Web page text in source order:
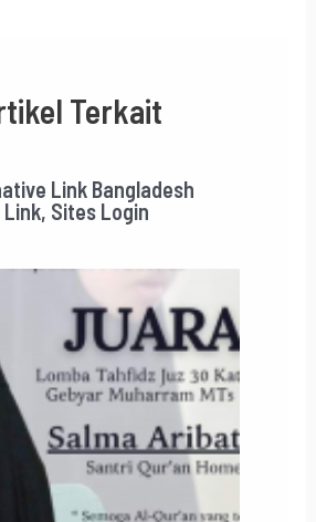
Terkait
Link Bangladesh
Sites Login